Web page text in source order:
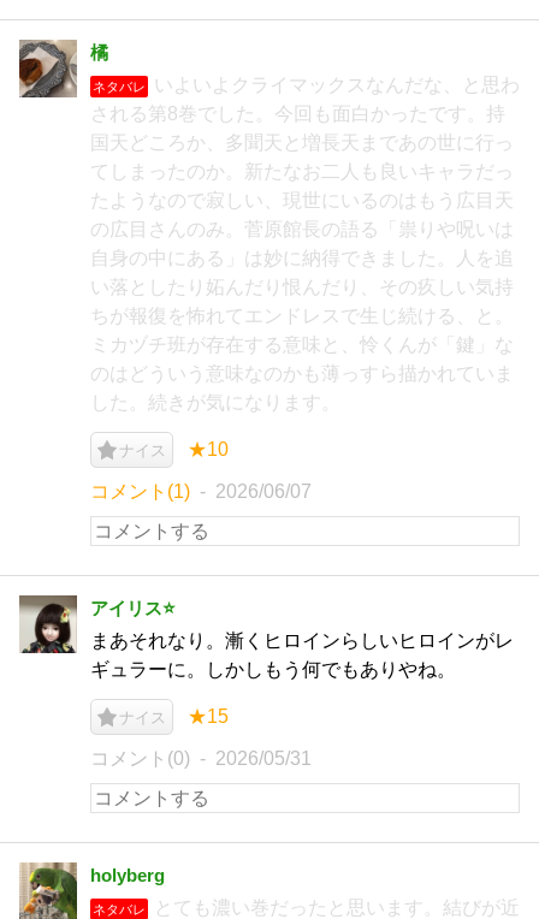
橘
ネタバレ
いよいよクライマックスなんだな、と思わ
される第8巻でした。今回も面白かったです。持
国天どころか、多聞天と増長天まであの世に行っ
てしまったのか。新たなお二人も良いキャラだっ
たようなので寂しい、現世にいるのはもう広目天
の広目さんのみ。菅原館長の語る「祟りや呪いは
自身の中にある」は妙に納得できました。人を追
い落としたり妬んだり恨んだり、その疚しい気持
ちが報復を怖れてエンドレスで生じ続ける、と。
ミカヅチ班が存在する意味と、怜くんが「鍵」な
のはどういう意味なのかも薄っすら描かれていま
した。続きが気になります。
ナイス ★10
コメント(1) 2026/06/07
アイリス⭐️
まあそれなり。漸くヒロインらしいヒロインがレ
ギュラーに。しかしもう何でもありやね。
ナイス ★15
コメント(0) 2026/05/31
holyberg
ネタバレ
とても濃い巻だったと思います。結びが近